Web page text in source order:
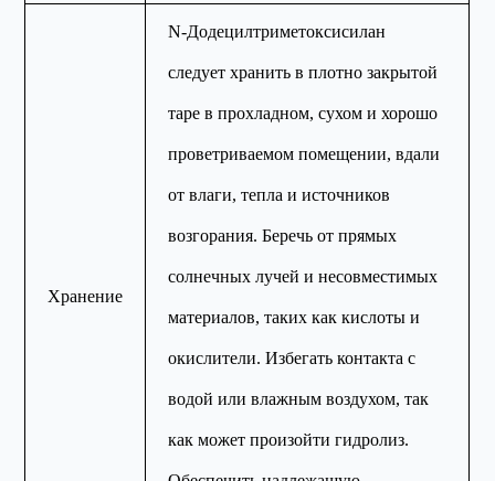
Хранение
N-Додецилтриметоксисилан
следует хранить в плотно закрытой
таре в прохладном, сухом и хорошо
проветриваемом помещении, вдали
от влаги, тепла и источников
возгорания. Беречь от прямых
солнечных лучей и несовместимых
материалов, таких как кислоты и
окислители. Избегать контакта с
водой или влажным воздухом, так
как может произойти гидролиз.